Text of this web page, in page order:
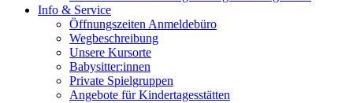
Info & Service
Öffnungszeiten Anmeldebüro
Wegbeschreibung
Unsere Kursorte
Babysitter:innen
Private Spielgruppen
Angebote für Kindertagesstätten